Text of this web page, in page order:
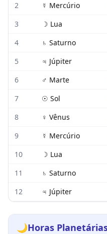
2
☿ Mercúrio
3
☽ Lua
4
♄ Saturno
5
♃ Júpiter
6
♂ Marte
7
☉ Sol
8
♀ Vênus
9
☿ Mercúrio
10
☽ Lua
11
♄ Saturno
12
♃ Júpiter
🌙Horas